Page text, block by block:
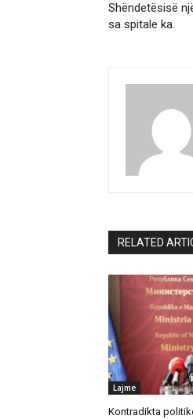
Shëndetësisë
sa spitale ka.
RELATED
Lajme
Kontradikta